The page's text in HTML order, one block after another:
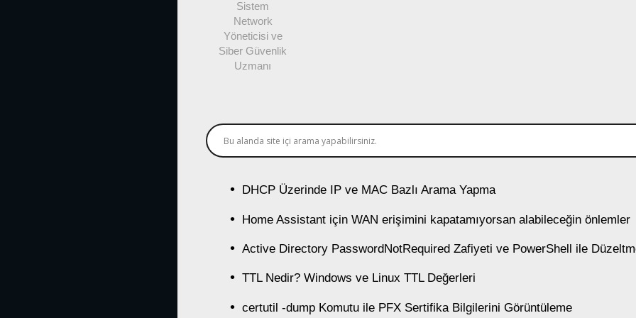
Sistem
Network
Yöneticisi ve
Siber Güvenlik
Uzmanı
DHCP Üzerinde IP ve MAC Bazlı Arama Yapma
Home Assistant için WAN erişimini kapatamıyorsan alabileceğin önlemler
Active Directory PasswordNotRequired Zafiyeti ve PowerShell ile
TTL Nedir? Windows ve Linux TTL Değerleri
certutil -dump Komutu ile PFX Sertifika Bilgilerini Görüntüleme